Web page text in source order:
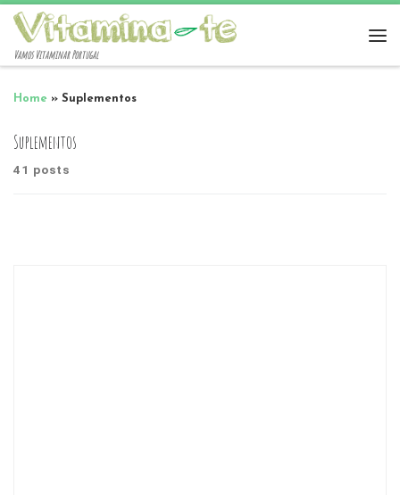
Vamos Vitaminar Portugal
Home » Suplementos
Suplementos
41 posts